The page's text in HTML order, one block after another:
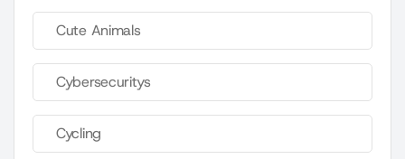
Cute Animals
Cybersecuritys
Cycling